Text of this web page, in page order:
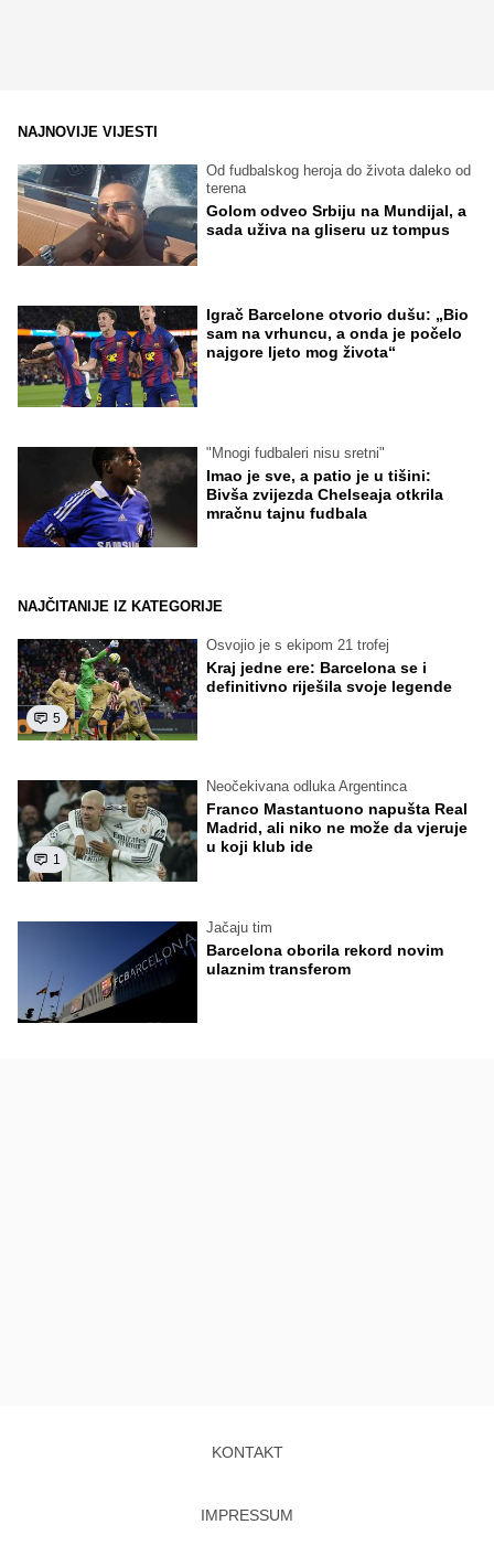
NAJNOVIJE VIJESTI
Od fudbalskog heroja do života daleko od
terena
Golom odveo Srbiju na Mundijal, a
sada uživa na gliseru uz tompus
Igrač Barcelone otvorio dušu: „Bio
sam na vrhuncu, a onda je počelo
najgore ljeto mog života“
"Mnogi fudbaleri nisu sretni"
Imao je sve, a patio je u tišini:
Bivša zvijezda Chelseaja otkrila
mračnu tajnu fudbala
NAJČITANIJE IZ KATEGORIJE
5
Osvojio je s ekipom 21 trofej
Kraj jedne ere: Barcelona se i
definitivno riješila svoje legende
1
Neočekivana odluka Argentinca
Franco Mastantuono napušta Real
Madrid, ali niko ne može da vjeruje
u koji klub ide
Jačaju tim
Barcelona oborila rekord novim
ulaznim transferom
KONTAKT
IMPRESSUM